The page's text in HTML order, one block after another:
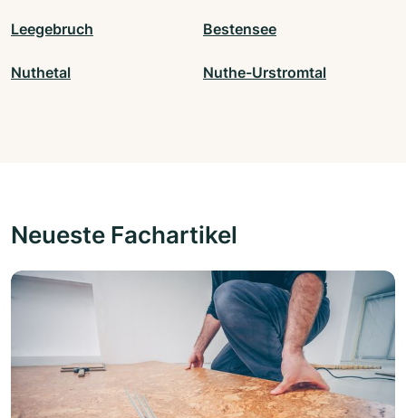
Leegebruch Bestensee
Nuthetal Nuthe-Urstromtal
Neueste Fachartikel